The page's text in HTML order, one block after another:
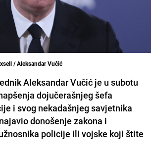
/ Aleksandar Vučić
Aleksandar Vučić je u subotu
dojučerašnjeg šefa
i svog nekadašnjeg savjetnika
donošenje zakona i
policije ili vojske koji štite